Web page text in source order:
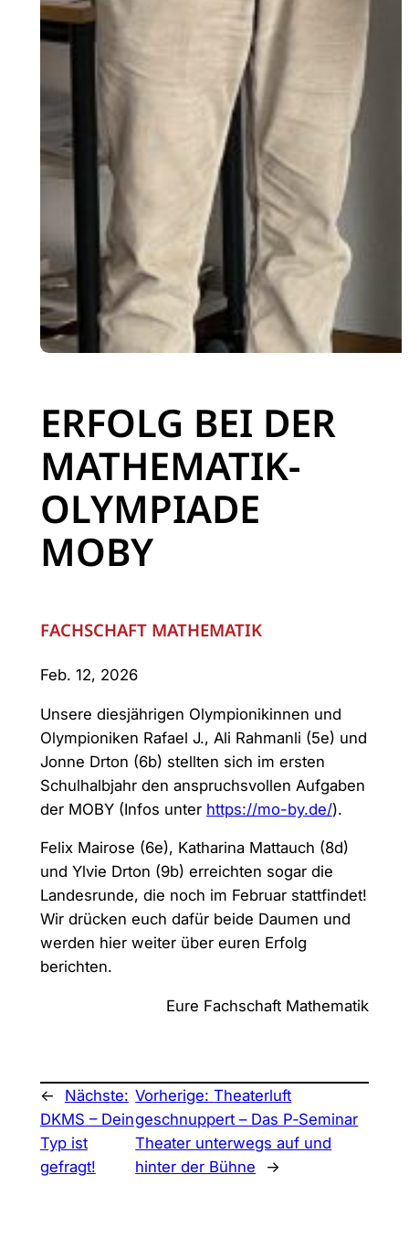
ERFOLG BEI DER
MATHEMATIK-
OLYMPIADE
MOBY
FACHSCHAFT MATHEMATIK
Feb. 12, 2026
Unsere diesjährigen Olympionikinnen und
Olympioniken Rafael J., Ali Rahmanli (5e) und
Jonne Drton (6b) stellten sich im ersten
Schulhalbjahr den anspruchsvollen Aufgaben
der MOBY (Infos unter https://mo-by.de/).
Felix Mairose (6e), Katharina Mattauch (8d)
und Ylvie Drton (9b) erreichten sogar die
Landesrunde, die noch im Februar stattfindet!
Wir drücken euch dafür beide Daumen und
werden hier weiter über euren Erfolg
berichten.
Eure Fachschaft Mathematik
←
Nächste:
DKMS – Dein
Typ ist
gefragt!
Vorherige:Theaterluft
geschnuppert – Das P‑Seminar
Theater unterwegs auf und
hinter der Bühne
→